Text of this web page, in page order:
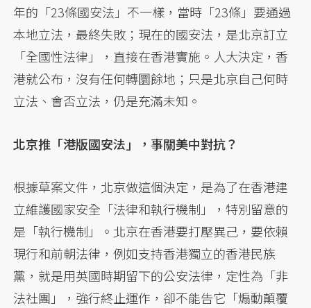
年的「23條國安法」不一樣，當時「23條」要通過
本地立法，最終失敗；現在的國安法，是北京訂立
「全國性法律」，直接在香港實施。人大決定，香
港就公布，沒有任何轉圜餘地；只是北京自己何時
立法、會否立法，仍是充滿未知。
北京推「港版國安法」，事關美中對抗？
根據草案文件，北京做這個決定，是為了在香港建
立維護國家安全「法律和執行機制」，特別留意的
是「執行機制」。北京在香港要打壓異己，要依賴
現行和前朝法律，例如支持香港獨立的香港民族
黨，就是用英國時期留下的公安法律，定性為「非
法社團」，強行終止運作，卻不能告它「煽動顛覆